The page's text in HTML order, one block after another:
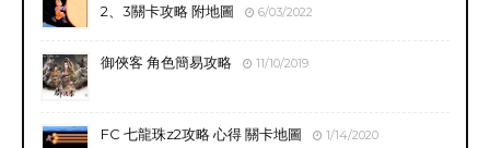
2、3關卡攻略 附地圖
6/03/2022
御俠客 角色簡易攻略 11/10/2019
FC 七龍珠z2攻略 心得 關卡地圖 1/14/2020